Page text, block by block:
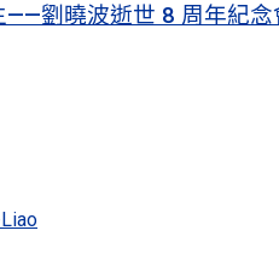
——劉曉波逝世 8 周年紀念